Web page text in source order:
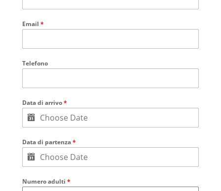
Email *
Telefono
Data di arrivo*
Data di partenza*
Numero adulti *